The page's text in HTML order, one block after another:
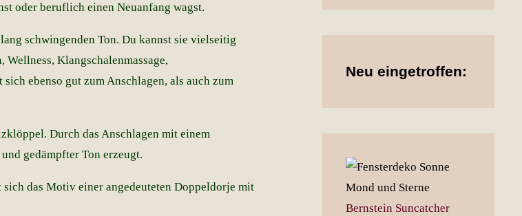
oder beruflich einen Neuanfang wagst.
schwingenden Ton. Du kannst sie vielseitig
Klangschalenmassage,
ebenso gut zum Anschlagen, als auch zum
Durch das Anschlagen mit einem
gedämpfter Ton erzeugt.
das Motiv einer angedeuteten Doppeldorje mit
Neu eingetroffen:
Bernstein Suncatcher